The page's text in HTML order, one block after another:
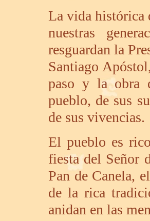
La vida histórica
nuestras
resguardan la
Santiago
paso y la obra
pueblo, de sus
de sus vivencias.
El pueblo es
fiesta del Señor
Pan de Canela,
de la rica
anidan en las